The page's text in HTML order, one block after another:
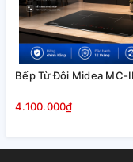
TỰ ĐỘNG
Để đảm bảo an
gian như bảng dưới
Mức công suất 1 2 3
Bếp Từ Đôi Midea MC-
4.100.000₫